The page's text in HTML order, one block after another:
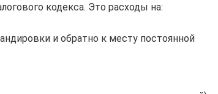
кодекса. Это расходы на:
и обратно к месту постоянной